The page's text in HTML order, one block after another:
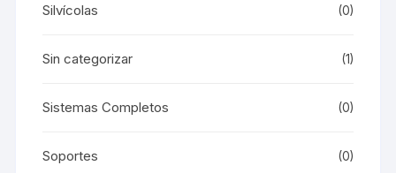
Silvícolas (0)
Sin categorizar (1)
Sistemas Completos (0)
Soportes (0)